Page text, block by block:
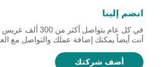
انضم إلينا
في كل عام
أنت أيضاً يمكنك إضافة عملك والتواصل مع
أضف شركتك